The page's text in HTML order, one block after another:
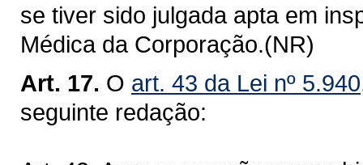
se tiver sido julgada apta em
Médica da Corporação.(NR)
Art. 17. O art. 43 da Lei nº
seguinte redação: